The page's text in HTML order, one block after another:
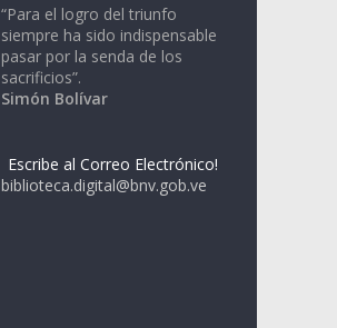
“Para el logro del triunfo
siempre ha sido indispensable
pasar por la senda de los
sacrificios”.
Simón Bolívar
Escribe al Correo Electrónico!
biblioteca.digital@bnv.gob.ve